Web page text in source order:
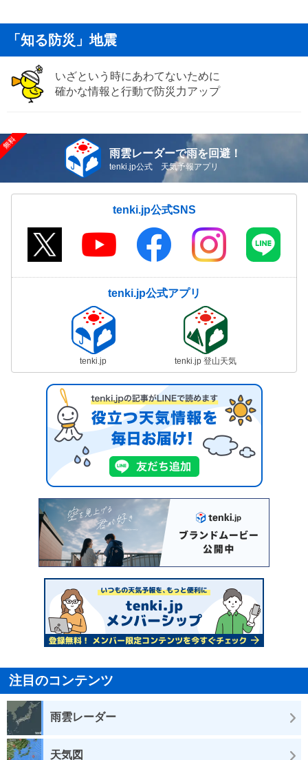
「知る防災」地震
いざという時にあわてないために
確かな情報と行動で防災力アップ
雨雲レーダーで雨を回避！
tenki.jp公式 天気予報アプリ
tenki.jp公式SNS
tenki.jp公式アプリ
tenki.jp tenki.jp 登山天気
注目のコンテンツ
雨雲レーダー
天気図